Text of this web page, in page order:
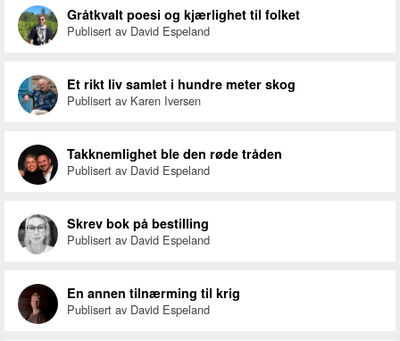
Gråtkvalt poesi og kjærlighet til folket
Publisert av David Espeland
Et rikt liv samlet i hundre meter skog
Publisert av Karen Iversen
Takknemlighet ble den røde tråden
Publisert av David Espeland
Skrev bok på bestilling
Publisert av David Espeland
En annen tilnærming til krig
Publisert av David Espeland